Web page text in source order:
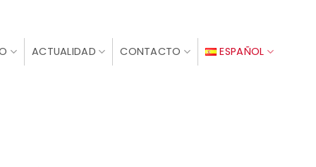
ACTUALIDAD CONTACTO ESPAÑOL